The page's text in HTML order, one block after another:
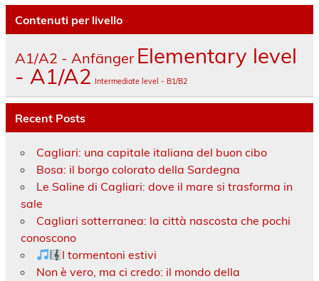
Contenuti per livello
A1/A2 - Anfänger Elementary level
- A1/A2 Intermediate level - B1/B2
Recent Posts
Cagliari: una capitale italiana del buon cibo
Bosa: il borgo colorato della Sardegna
Le Saline di Cagliari: dove il mare si trasforma in
sale
Cagliari sotterranea: la città nascosta che pochi
conoscono
I tormentoni estivi
Non è vero, ma ci credo: il mondo della